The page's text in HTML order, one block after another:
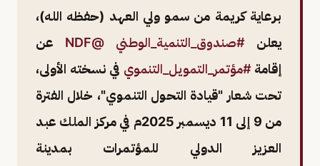
برعاية كريمة من سمو ولي العهد (حفظه الله)،
يعلن #صندوق_التنمية_الوطني @NDF
عن
إقامة#مؤتمر_التمويل_التنموي في نسخته الأولى،
تحت شعار "قيادة التحول التنموي"، خلال الفترة
من 9 إلى 11 ديسمبر 2025م في مركز الملك عبد
العزيز الدولي للمؤتمرات بمدينة